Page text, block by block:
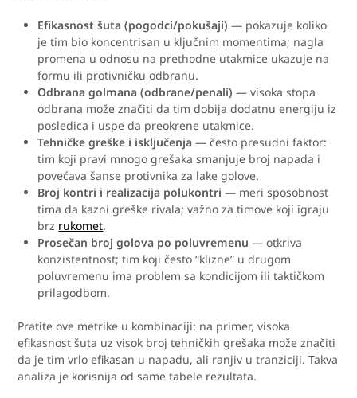
Efikasnost šuta (pogodci/pokušaji) — pokazuje koliko
je tim bio koncentrisan u ključnim momentima; nagla
promena u odnosu na prethodne utakmice ukazuje na
formu ili protivničku odbranu.
Odbrana golmana (odbrane/penali) — visoka stopa
odbrana može značiti da tim dobija dodatnu energiju iz
posledica i uspe da preokrene utakmice.
Tehničke greške i isključenja — često presudni faktor:
tim koji pravi mnogo grešaka smanjuje broj napada i
povećava šanse protivnika za lake golove.
Broj kontri i realizacija polukontri — meri sposobnost
tima da kazni greške rivala; važno za timove koji igraju
brz rukomet.
Prosečan broj golova po poluvremenu — otkriva
konzistentnost; tim koji često “klizne” u drugom
poluvremenu ima problem sa kondicijom ili taktičkom
prilagodbom.
Pratite ove metrike u kombinaciji: na primer, visoka
efikasnost šuta uz visok broj tehničkih grešaka može značiti
da je tim vrlo efikasan u napadu, ali ranjiv u tranziciji. Takva
analiza je korisnija od same tabele rezultata.